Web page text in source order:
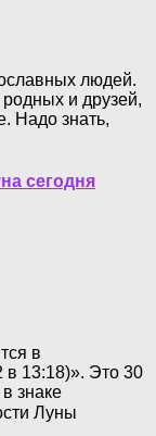
людей.
и друзей,
Надо знать,
сегодня
в
в 13:18)». Это 30
знаке
Луны